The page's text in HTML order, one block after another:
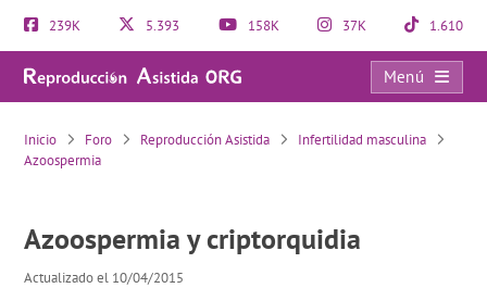
239K 5.393 158K 37K 1.610
Menú
Azoospermia y criptorquidia
Inicio Foro Reproducción Asistida
Infertilidad masculina
Azoospermia
Azoospermia y criptorquidia
Actualizado el 10/04/2015